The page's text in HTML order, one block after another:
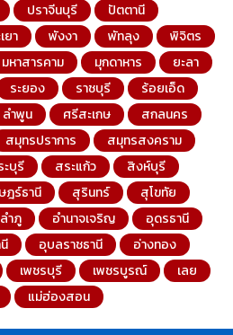
ปราจีนบุรี
ปัตตานี
ยา พังงา พัทลุง
พิจิตร
มหาสารคาม มุกดาหาร
ยะลา
ระยอง ราชบุรี
ร้อยเอ็ด
ลำพูน ศรีสะเกษ
สกลนคร
สมุทรปราการ
สมุทรสงคราม
ะบุรี สระแก้ว
สิงห์บุรี
ฎร์ธานี สุรินทร์
สุโขทัย
ำภู อำนาจเจริญ
อุดรธานี
อุบลราชธานี
อ่างทอง
เพชรบุรี เพชรบูรณ์
เลย
แม่ฮ่องสอน